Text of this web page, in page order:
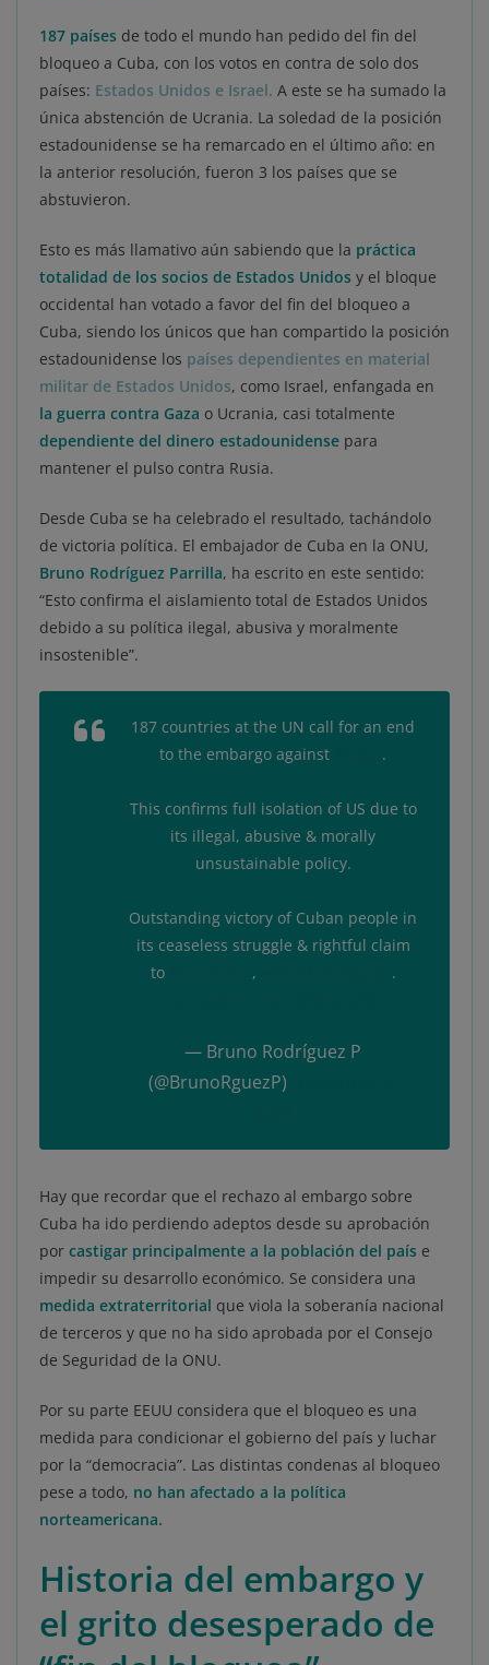
187 países de todo el mundo han pedido del fin del
bloqueo a Cuba, con los votos en contra de solo dos
países: Estados Unidos e Israel. A este se ha sumado la
única abstención de Ucrania. La soledad de la posición
estadounidense se ha remarcado en el último año: en
la anterior resolución, fueron 3 los países que se
abstuvieron.
Esto es más llamativo aún sabiendo que la práctica
totalidad de los socios de Estados Unidos y el bloque
occidental han votado a favor del fin del bloqueo a
Cuba, siendo los únicos que han compartido la posición
estadounidense los países dependientes en material
militar de Estados Unidos, como Israel, enfangada en
la guerra contra Gaza o Ucrania, casi totalmente
dependiente del dinero estadounidense para
mantener el pulso contra Rusia.
Desde Cuba se ha celebrado el resultado, tachándolo
de victoria política. El embajador de Cuba en la ONU,
Bruno Rodríguez Parrilla, ha escrito en este sentido:
“Esto confirma el aislamiento total de Estados Unidos
debido a su política ilegal, abusiva y moralmente
insostenible”.
187 countries at the UN call for an end
to the embargo against
.
This confirms full isolation of US due to
its illegal, abusive & morally
unsustainable policy.
Outstanding victory of Cuban people in
its ceaseless struggle & rightful claim
to
,
.
— Bruno Rodríguez P
(@BrunoRguezP)
Hay que recordar que el rechazo al embargo sobre
Cuba ha ido perdiendo adeptos desde su aprobación
por castigar principalmente a la población del país e
impedir su desarrollo económico. Se considera una
medida extraterritorial que viola la soberanía nacional
de terceros y que no ha sido aprobada por el Consejo
de Seguridad de la ONU.
Por su parte EEUU considera que el bloqueo es una
medida para condicionar el gobierno del país y luchar
por la “democracia”. Las distintas condenas al bloqueo
pese a todo, no han afectado a la política
norteamericana.
Historia del embargo y
el grito desesperado de